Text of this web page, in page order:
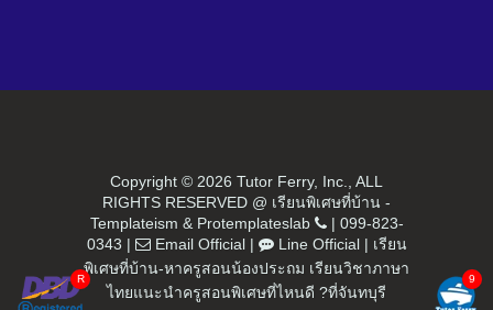
Copyright © 2026 Tutor Ferry, Inc., ALL
RIGHTS RESERVED @ เรียนพิเศษที่บ้าน -
Templateism & Protemplateslab | 099-823-
0343 | Email Official| Line Official| เรียน
พิเศษที่บ้าน-หาครูสอนน้องประถม เรียนวิชาภาษา
ไทยแนะนำครูสอนพิเศษที่ไหนดี ?ที่จันทบุรี